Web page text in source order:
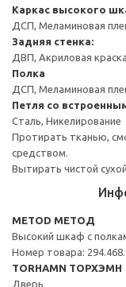
Каркас высокого
ДСП, Меламиновая
Задняя стенка:
ДВП, Акриловая краска
Полка
ДСП, Меламиновая
Петля со
Сталь, Никелирование
Протирать тканью,
средством.
Вытирать чистой
METOD МЕТОД
Высокий шкаф с
Номер товара:
TORHAMN ТОРХЭМН
Дверь